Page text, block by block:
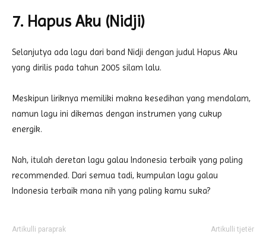
7. Hapus Aku (Nidji)
Selanjutya ada lagu dari band Nidji dengan judul Hapus Aku
yang dirilis pada tahun 2005 silam lalu.
Meskipun liriknya memiliki makna kesedihan yang mendalam,
namun lagu ini dikemas dengan instrumen yang cukup
energik.
Nah, itulah deretan lagu galau Indonesia terbaik yang paling
recommended. Dari semua tadi, kumpulan lagu galau
Indonesia terbaik mana nih yang paling kamu suka?
Artikulli paraprak Artikulli tjetër